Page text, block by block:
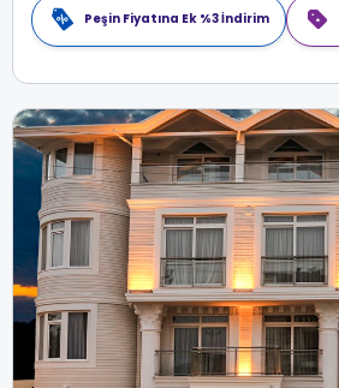
Peşin Fiyatına Ek %3 İndirim